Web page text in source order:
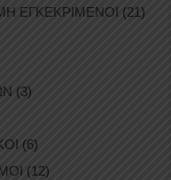
ΕΓΚΕΚΡΙΜΕΝΟΙ (21)
(3)
(6)
(12)